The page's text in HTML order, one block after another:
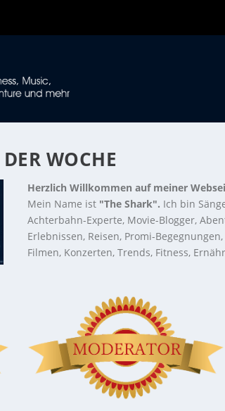
WOCHE
Herzlich Willkommen auf meiner
Mein Name ist "The Shark". Ich bin
Achterbahn-Experte, Movie-Blogger,
Erlebnissen, Reisen, Promi-
Filmen, Konzerten, Trends, Fitness,